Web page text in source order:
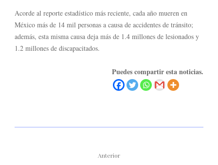
Acorde al reporte estadístico más reciente, cada año mueren en
México más de 14 mil personas a causa de accidentes de tránsito;
además, esta misma causa deja más de 1.4 millones de lesionados y
1.2 millones de discapacitados.
Puedes compartir esta noticias.
Anterior